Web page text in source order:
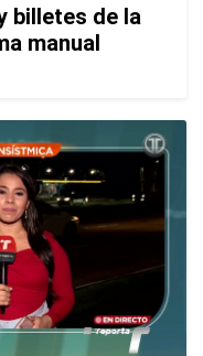
billetes de la
manual